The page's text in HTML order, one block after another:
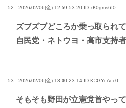
52 : 2026/02/06(金) 12:59:53.20 ID:xB0gms6I0
ズブズブどころか乗っ取られ
自民党・ネトウヨ・高市支持者
53 : 2026/02/06(金) 13:00:23.14 ID:KCGYcAcc0
そもそも野田が立憲党首やっ